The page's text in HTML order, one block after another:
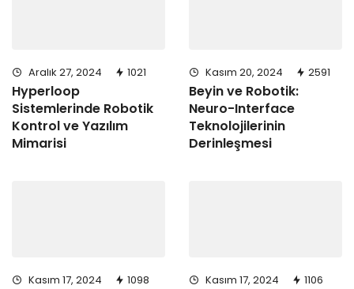
Aralık 27, 2024 1021
Hyperloop
Sistemlerinde Robotik
Kontrol ve Yazılım
Mimarisi
Kasım 20, 2024 2591
Beyin ve Robotik:
Neuro-Interface
Teknolojilerinin
Derinleşmesi
Kasım 17, 2024 1098 Kasım 17, 2024 1106